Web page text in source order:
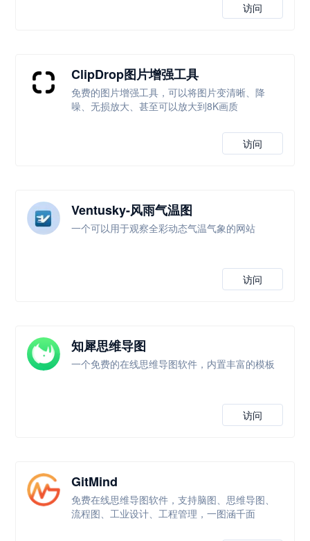
访问
ClipDrop图片增强工具
免费的图片增强工具，可以将图片变清晰、降
噪、无损放大、甚至可以放大到8K画质
访问
Ventusky-风雨气温图
一个可以用于观察全彩动态气温气象的网站
访问
知犀思维导图
一个免费的在线思维导图软件，内置丰富的模板
访问
GitMind
免费在线思维导图软件，支持脑图、思维导图、
流程图、工业设计、工程管理，一图涵千面